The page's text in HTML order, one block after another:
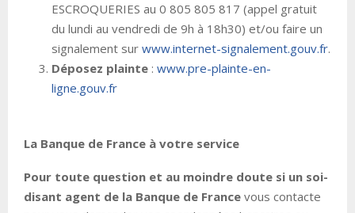
ESCROQUERIES au 0 805 805 817 (appel gratuit
du lundi au vendredi de 9h à 18h30) et/ou faire un
signalement sur www.internet-signalement.gouv.fr.
Déposez plainte : www.pre-plainte-en-
ligne.gouv.fr
La Banque de France à votre service
Pour toute question et au moindre doute si un soi-
disant agent de la Banque de France vous contacte